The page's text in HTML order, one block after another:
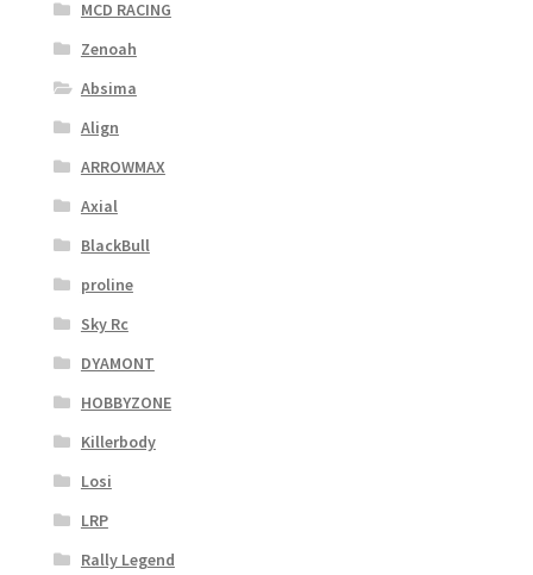
MCD RACING
Zenoah
Absima
Align
ARROWMAX
Axial
BlackBull
proline
Sky Rc
DYAMONT
HOBBYZONE
Killerbody
Losi
LRP
Rally Legend